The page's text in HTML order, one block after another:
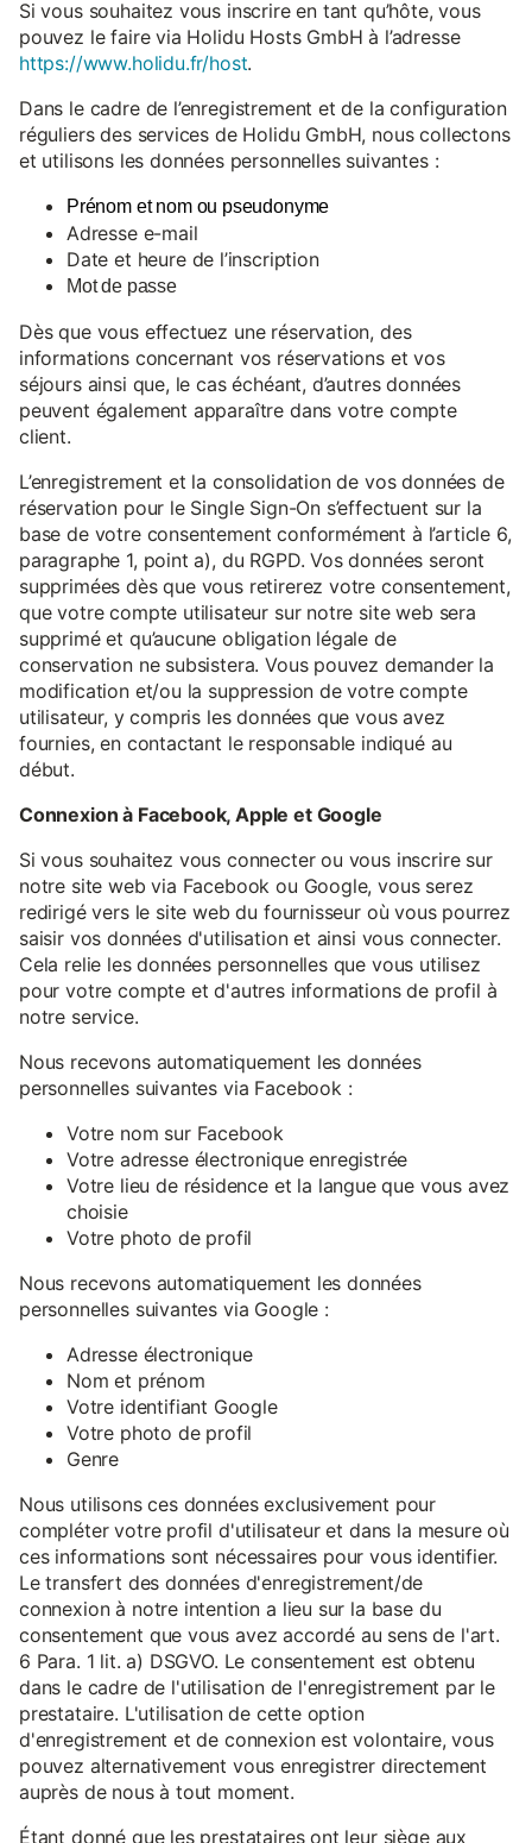
Si vous souhaitez vous inscrire en tant qu’hôte, vous
pouvez le faire via Holidu Hosts GmbH à l’adresse
https://www.holidu.fr/host.
Dans le cadre de l’enregistrement et de la configuration
réguliers des services de Holidu GmbH, nous collectons
et utilisons les données personnelles suivantes :
Prénom et nom ou pseudonyme
Adresse e-mail
Date et heure de l’inscription
Mot de passe
Dès que vous effectuez une réservation, des
informations concernant vos réservations et vos
séjours ainsi que, le cas échéant, d’autres données
peuvent également apparaître dans votre compte
client.
L’enregistrement et la consolidation de vos données de
réservation pour le Single Sign-On s’effectuent sur la
base de votre consentement conformément à l’article 6,
paragraphe 1, point a), du RGPD. Vos données seront
supprimées dès que vous retirerez votre consentement,
que votre compte utilisateur sur notre site web sera
supprimé et qu’aucune obligation légale de
conservation ne subsistera. Vous pouvez demander la
modification et/ou la suppression de votre compte
utilisateur, y compris les données que vous avez
fournies, en contactant le responsable indiqué au
début.
Connexion à Facebook, Apple et Google
Si vous souhaitez vous connecter ou vous inscrire sur
notre site web via Facebook ou Google, vous serez
redirigé vers le site web du fournisseur où vous pourrez
saisir vos données d'utilisation et ainsi vous connecter.
Cela relie les données personnelles que vous utilisez
pour votre compte et d'autres informations de profil à
notre service.
Nous recevons automatiquement les données
personnelles suivantes via Facebook :
Votre nom sur Facebook
Votre adresse électronique enregistrée
Votre lieu de résidence et la langue que vous avez
choisie
Votre photo de profil
Nous recevons automatiquement les données
personnelles suivantes via Google :
Adresse électronique
Nom et prénom
Votre identifiant Google
Votre photo de profil
Genre
Nous utilisons ces données exclusivement pour
compléter votre profil d'utilisateur et dans la mesure où
ces informations sont nécessaires pour vous identifier.
Le transfert des données d'enregistrement/de
connexion à notre intention a lieu sur la base du
consentement que vous avez accordé au sens de l'art.
6 Para. 1 lit. a) DSGVO. Le consentement est obtenu
dans le cadre de l'utilisation de l'enregistrement par le
prestataire. L'utilisation de cette option
d'enregistrement et de connexion est volontaire, vous
pouvez alternativement vous enregistrer directement
auprès de nous à tout moment.
Étant donné que les prestataires ont leur siège aux